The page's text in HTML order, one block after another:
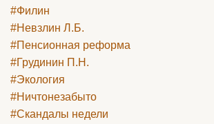
#Филин
#Невзлин Л.Б.
#Пенсионная реформа
#Грудинин П.Н.
#Экология
#Ничтонезабыто
#Скандалы недели